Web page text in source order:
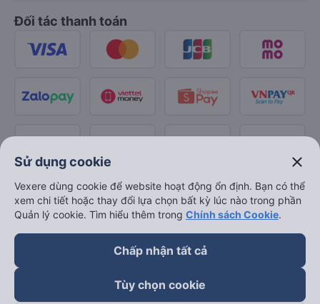
Đối tác thanh toán
Sử dụng cookie close
Vexere dùng cookie để website hoạt động ổn định. Bạn có thể
xem chi tiết hoặc thay đổi lựa chọn bất kỳ lúc nào trong phần
Quản lý cookie. Tìm hiểu thêm trong Chính sách Cookie.
Chấp nhận tất cả
Tùy chọn cookie